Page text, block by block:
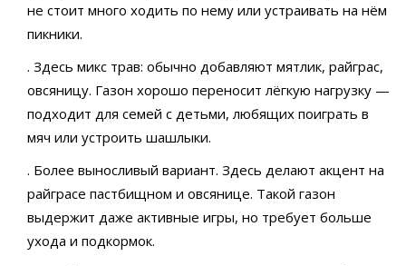
не стоит много ходить по нему или устраивать на нём
пикники.
. Здесь микс трав: обычно добавляют мятлик, райграс,
овсяницу. Газон хорошо переносит лёгкую нагрузку —
подходит для семей с детьми, любящих поиграть в
мяч или устроить шашлыки.
. Более выносливый вариант. Здесь делают акцент на
райграсе пастбищном и овсянице. Такой газон
выдержит даже активные игры, но требует больше
ухода и подкормок.